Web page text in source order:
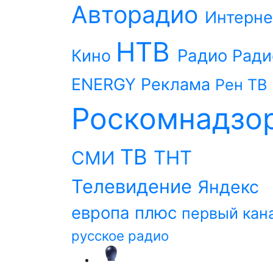
Авторадио
Кино НТВ Радио
ENERGY Реклама Рен ТВ
СМИ ТВ ТНТ
Телевидение Яндекс
европа плюс первый
русское радио